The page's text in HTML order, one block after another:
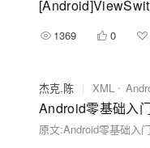
1369 0
杰克.陈 | XML
Android零基础入